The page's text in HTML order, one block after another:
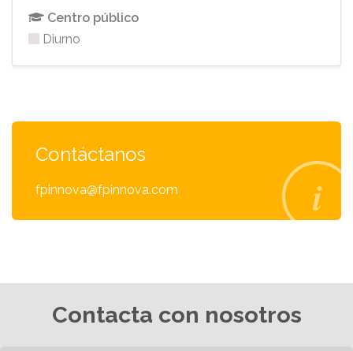
Centro público
Diurno
Contáctanos
fpinnova@fpinnova.com
Contacta con nosotros